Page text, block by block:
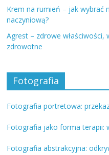
Krem na rumień – jak wybrać
naczyniową?
Agrest – zdrowe
zdrowotne
Fotografia
Fotografia portretowa:
Fotografia jako forma terapii:
Fotografia abstrakcyjna: